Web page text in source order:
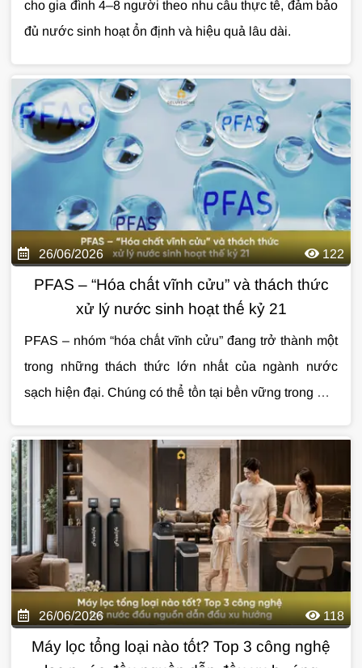
cho gia đình 4–8 người theo nhu cầu thực tế, đảm bảo
đủ nước sinh hoạt ổn định và hiệu quả lâu dài.
26/06/2026 122
PFAS – “Hóa chất vĩnh cửu” và thách thức
xử lý nước sinh hoạt thế kỷ 21
PFAS – nhóm “hóa chất vĩnh cửu” đang trở thành một
trong những thách thức lớn nhất của ngành nước
sạch hiện đại. Chúng có thể tồn tại bền vững trong môi
hoạt hằng ngày. Bài viết này DeluxeHome sẽ giúp bạn
hiểu rõ bản chất PFAS và vì sao việc xử lý chúng đang
trở nên cấp thiết hơn bao giờ hết.
26/06/2026 118
Máy lọc tổng loại nào tốt? Top 3 công nghệ